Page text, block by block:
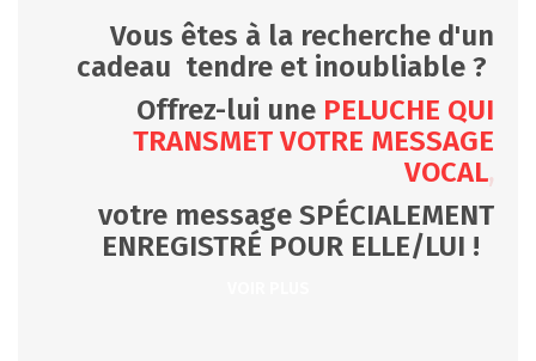
Vous êtes à la recherche d'un
cadeau tendre et inoubliable ?
Offrez-lui une PELUCHE QUI
TRANSMET VOTRE MESSAGE
VOCAL,
votre message SPÉCIALEMENT
ENREGISTRÉ POUR ELLE/LUI !